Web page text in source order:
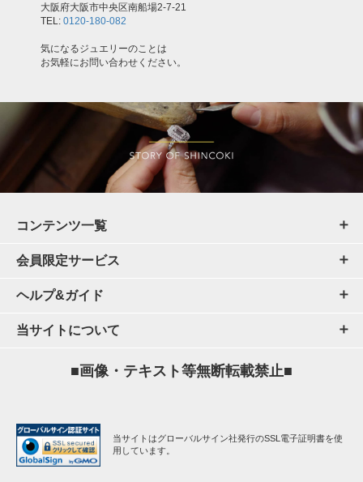
大阪府大阪市中央区南船場2-7-21
TEL: 0120-180-082
気になるジュエリーのことは
お気軽にお問い合わせください。
コンテンツ一覧
会員限定サービス
ヘルプ&ガイド
当サイトについて
■画像・テキスト等無断転載禁止■
当サイトはグローバルサイン社発行のSSL電子証明書を使
用しています。